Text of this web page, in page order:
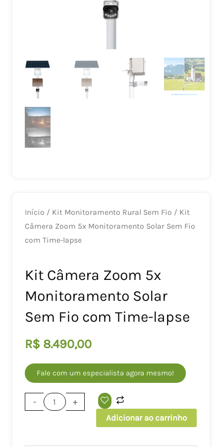
Início / Kit Monitoramento Rural Sem Fio / Kit
Câmera Zoom 5x Monitoramento Solar Sem Fio
com Time-lapse
Kit Câmera Zoom 5x
Monitoramento Solar
Sem Fio com Time-lapse
R$ 8.490,00
Fale com um especialista agora mesmo!
-
Kit
Câmera
+
Adicionar ao carrinho